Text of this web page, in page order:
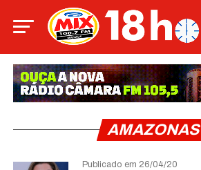
AMAZONAS
Publicado em 26/04/20